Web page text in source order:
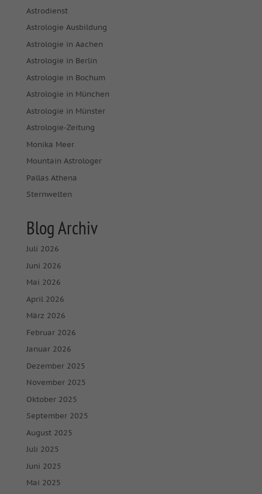
Astrodienst
Astrologie Ausbildung
Astrologie in Aachen
Astrologie in Berlin
Astrologie in Bochum
Astrologie in München
Astrologie in Münster
Astrologie-Zeitung
Monika Meer
Mountain Astrologer
Pallas Athena
Sternwelten
Blog Archiv
Juli 2026
Juni 2026
Mai 2026
April 2026
März 2026
Februar 2026
Januar 2026
Dezember 2025
November 2025
Oktober 2025
September 2025
August 2025
Juli 2025
Juni 2025
Mai 2025